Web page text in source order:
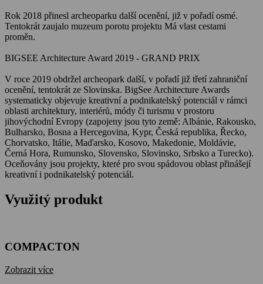
Rok 2018 přinesl archeoparku další ocenění, již v pořadí osmé.
Tentokrát zaujalo muzeum porotu projektu Má vlast cestami
proměn.
BIGSEE Architecture Award 2019 - GRAND PRIX
V roce 2019 obdržel archeopark další, v pořadí již třetí zahraniční
ocenění, tentokrát ze Slovinska. BigSee Architecture Awards
systematicky objevuje kreativní a podnikatelský potenciál v rámci
oblasti architektury, interiérů, módy či turismu v prostoru
jihovýchodní Evropy (zapojeny jsou tyto země: Albánie, Rakousko,
Bulharsko, Bosna a Hercegovina, Kypr, Česká republika, Řecko,
Chorvatsko, Itálie, Maďarsko, Kosovo, Makedonie, Moldávie,
Černá Hora, Rumunsko, Slovensko, Slovinsko, Srbsko a Turecko).
Oceňovány jsou projekty, které pro svou spádovou oblast přinášejí
kreativní i podnikatelský potenciál.
Využitý produkt
COMPACTON
Zobrazit více